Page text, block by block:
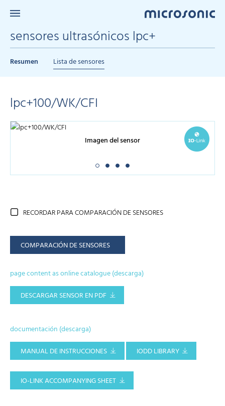
sensores ultrasónicos lpc+
Resumen Lista de sensores
lpc+100/WK/CFI
Imagen del sensor
RECORDAR PARA COMPARACIÓN DE SENSORES
COMPARACIÓN DE SENSORES
page content as online catalogue (descarga)
DESCARGAR SENSOR EN PDF
documentación (descarga)
MANUAL DE INSTRUCCIONES
IODD LIBRARY
IO-LINK ACCOMPANYING SHEET